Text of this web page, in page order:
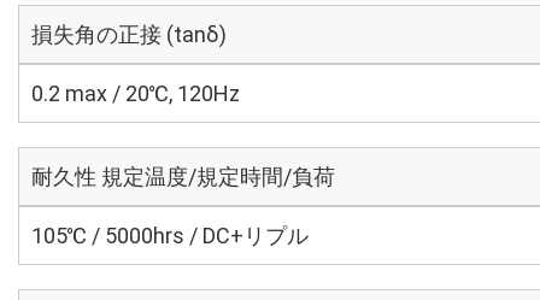
損失角の正接 (tanδ)
0.2 max / 20℃, 120Hz
耐久性 規定温度/規定時間/負荷
105℃ / 5000hrs / DC+リプル